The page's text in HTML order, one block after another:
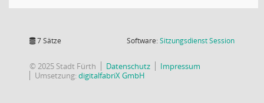
7 Sätze Software:SitzungsdienstSession(Wird in
© 2025 Stadt Fürth Datenschutz
Impressum
Umsetzung:digitalfabriX GmbH